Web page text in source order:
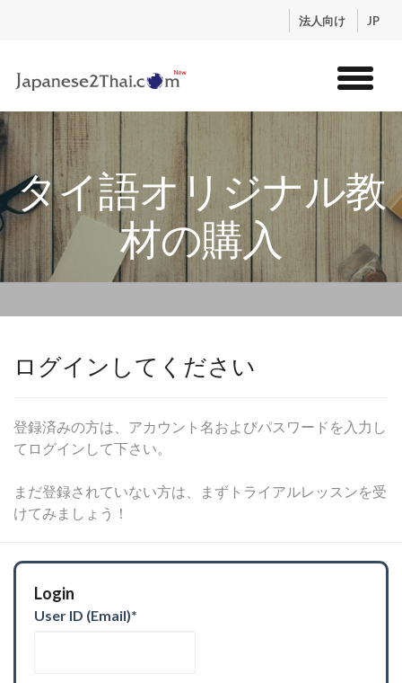
法人向け JP
トップ
サービス
コンテンツ
講師紹介
料金
お申込流れ
タイ語オリジナル教
材の購入
ログインしてください
登録済みの方は、アカウント名およびパスワードを入力し
てログインして下さい。
まだ登録されていない方は、まずトライアルレッスンを受
けてみましょう！
Login
User ID (Email)*